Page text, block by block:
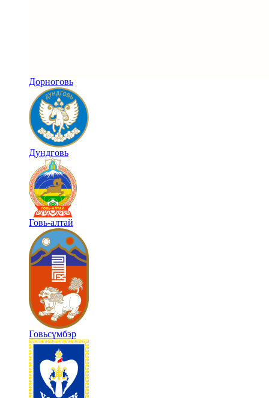
Дорноговь
Дундговь
Говь-алтай
Говьсүмбэр